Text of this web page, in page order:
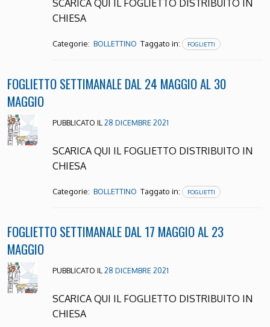
SCARICA QUI IL FOGLIETTO DISTRIBUITO IN
CHIESA
Categorie: BOLLETTINO Taggato in: FOGLIETTI
FOGLIETTO SETTIMANALE DAL 24 MAGGIO AL 30
MAGGIO
PUBBLICATO IL 28 DICEMBRE 2021
SCARICA QUI IL FOGLIETTO DISTRIBUITO IN
CHIESA
Categorie: BOLLETTINO Taggato in: FOGLIETTI
FOGLIETTO SETTIMANALE DAL 17 MAGGIO AL 23
MAGGIO
PUBBLICATO IL 28 DICEMBRE 2021
SCARICA QUI IL FOGLIETTO DISTRIBUITO IN
CHIESA